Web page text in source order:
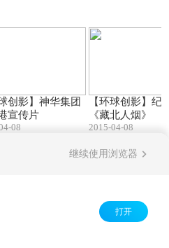
创影】神华集团
宣传片
08
【环球创影】纪
《藏北人烟》
2015-04-08
继续使用浏览器
打开